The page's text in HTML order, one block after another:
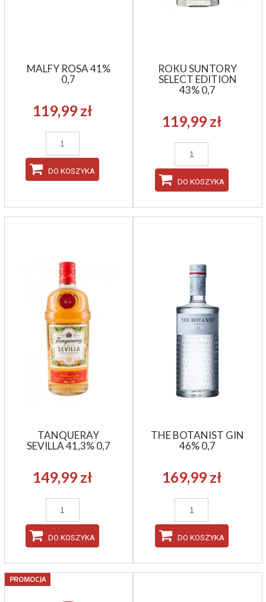
MALFY ROSA 41%
0,7
119,99 zł
DO KOSZYKA
ROKU SUNTORY
SELECT EDITION
43% 0,7
119,99 zł
DO KOSZYKA
TANQUERAY
SEVILLA 41,3% 0,7
149,99 zł
DO KOSZYKA
THE BOTANIST GIN
46% 0,7
169,99 zł
DO KOSZYKA
PROMOCJA